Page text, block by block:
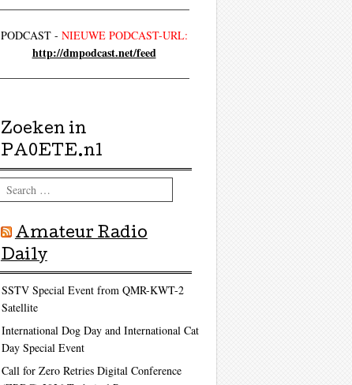
PODCAST - NIEUWE PODCAST-URL:
http://dmpodcast.net/feed
Zoeken in
PA0ETE.nl
Search
Amateur Radio
Daily
SSTV Special Event from QMR-KWT-2
Satellite
International Dog Day and International Cat
Day Special Event
Call for Zero Retries Digital Conference